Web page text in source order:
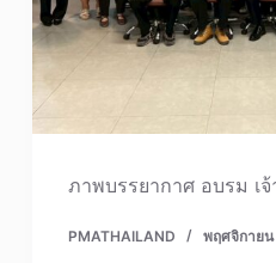
ภาพบรรยากาศ อบรม เ
PMATHAILAND พฤศจิกาย